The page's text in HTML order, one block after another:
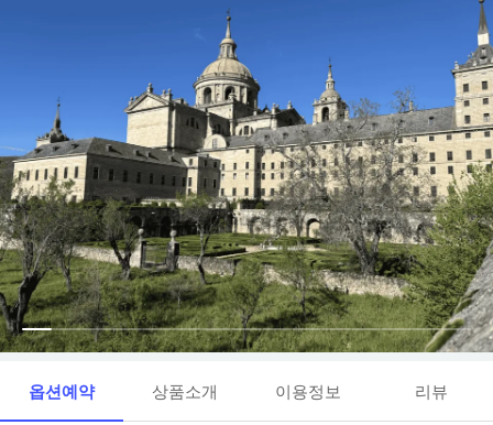
옵션예약 상품소개 이용정보 리뷰